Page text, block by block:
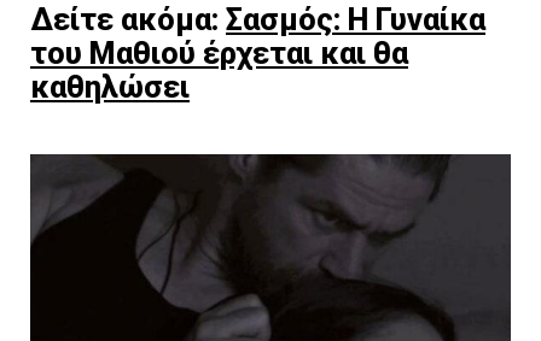
Δείτε ακόμα: Σασμός: Η Γυναίκα
του Μαθιού έρχεται και θα
καθηλώσει